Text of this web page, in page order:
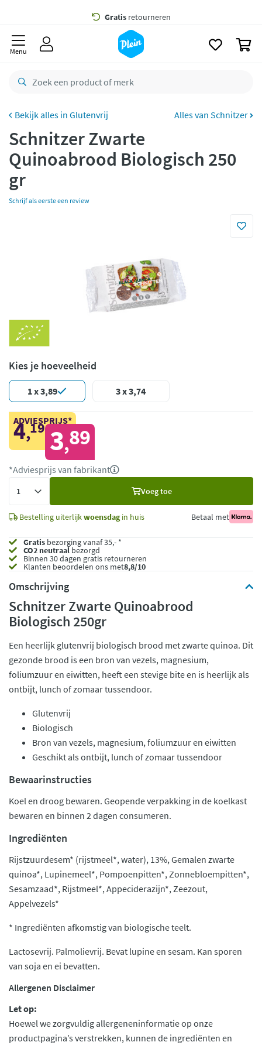
Gratis bezorging vanaf 35,- *
besteld,maandag
retourneren
CO2 neutraal
Betaal met Klarna
Menu
Glutenvrij Alles van Schnitzer
Schnitzer Zwarte
Quinoabrood Biologisch 250
gr
Schrijf als eerste een review
Kies je hoeveelheid
1 x 3,89 3 x 3,74
ADVIESPRIJS*
4,19 3,89
*Adviesprijs van fabrikant
Voeg toe
Bestelling uiterlijkwoensdagin huis Betaal met
Gratis bezorging vanaf 35,- *
CO2 neutraalbezorgd
Binnen 30 dagen gratis retourneren
Klanten beoordelen ons met8,8/10
Omschrijving
Schnitzer Zwarte Quinoabrood
Biologisch 250gr
Een heerlijk glutenvrij biologisch brood met zwarte quinoa. Dit
gezonde brood is een bron van vezels, magnesium,
foliumzuur en eiwitten, heeft een stevige bite en is heerlijk als
ontbijt, lunch of zomaar tussendoor.
Glutenvrij
Biologisch
Bron van vezels, magnesium, foliumzuur en eiwitten
Geschikt als ontbijt, lunch of zomaar tussendoor
Bewaarinstructies
Koel en droog bewaren. Geopende verpakking in de koelkast
bewaren en binnen 2 dagen consumeren.
Ingrediënten
Rijstzuurdesem* (rijstmeel*, water), 13%, Gemalen zwarte
quinoa*, Lupinemeel*, Pompoenpitten*, Zonnebloempitten*,
Sesamzaad*, Rijstmeel*, Appeciderazijn*, Zeezout,
Appelvezels*
* Ingrediënten afkomstig van biologische teelt.
Lactosevrij. Palmolievrij. Bevat lupine en sesam. Kan sporen
van soja en ei bevatten.
Allergenen Disclaimer
Let op:
Hoewel we zorgvuldig allergeneninformatie op onze
productpagina’s verstrekken, kunnen de ingrediënten en